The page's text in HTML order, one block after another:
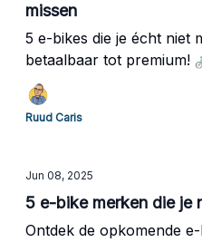
missen
5 e-bikes die je écht niet
betaalbaar tot premium!
Ruud Caris
Jun 08, 2025
5 e-bike merken die je
Ontdek de opkomende